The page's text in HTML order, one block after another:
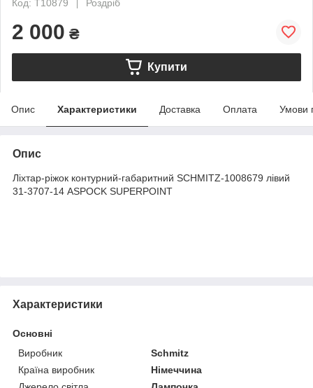
Код: T10879
Роздріб
2 000 ₴
Купити
Опис Характеристики Доставка Оплата Умови
Опис
Ліхтар-ріжок контурний-габаритний SCHMITZ-1008679 лівий
31-3707-14 ASPOCK SUPERPOINT
Характеристики
Основні
Виробник
Schmitz
Країна виробник
Німеччина